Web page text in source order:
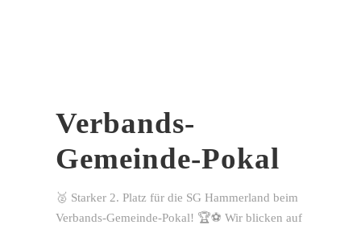
Verbands-
Gemeinde-Pokal
🥈 Starker 2. Platz für die SG Hammerland beim
Verbands-Gemeinde-Pokal! 🏆⚽ Wir blicken auf